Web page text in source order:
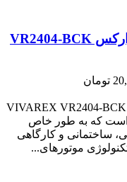
کیت شارژی 4 عددی براشلس ویوارکس VIVAREX VR2404-BCK
است که به طور خاص
ساختمانی و کارگاهی
موتورهای...